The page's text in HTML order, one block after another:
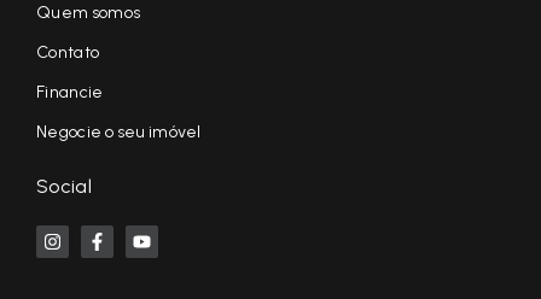
Quem somos
Contato
Financie
Negocie o seu imóvel
Social